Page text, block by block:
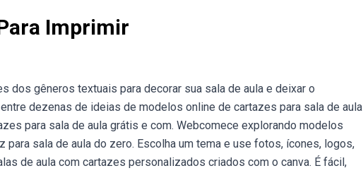
Imprimir
dos gêneros textuais para decorar sua sala de aula e deixar o
dezenas de ideias de modelos online de cartazes para sala de aula
para sala de aula grátis e com. Webcomece explorando modelos
sala de aula do zero. Escolha um tema e use fotos, ícones, logos,
de aula com cartazes personalizados criados com o canva. É fácil,